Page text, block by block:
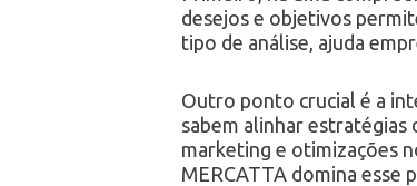
desejos e objetivos
tipo de análise, ajuda
Outro ponto crucial é a
sabem alinhar estratégias
marketing e otimizações
MERCATTA domina esse